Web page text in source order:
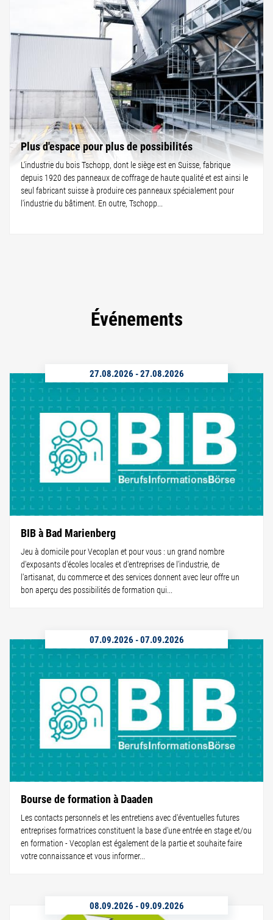
Plus d'espace pour plus de possibilités
L'industrie du bois Tschopp, dont le siège est en Suisse, fabrique
depuis 1920 des panneaux de coffrage de haute qualité et est ainsi le
seul fabricant suisse à produire ces panneaux spécialement pour
l'industrie du bâtiment. En outre, Tschopp...
Événements
27.08.2026 -27.08.2026
BIB à Bad Marienberg
Jeu à domicile pour Vecoplan et pour vous : un grand nombre
d'exposants d'écoles locales et d'entreprises de l'industrie, de
l'artisanat, du commerce et des services donnent avec leur offre un
bon aperçu des possibilités de formation qui...
07.09.2026 -07.09.2026
Bourse de formation à Daaden
Les contacts personnels et les entretiens avec d'éventuelles futures
entreprises formatrices constituent la base d'une entrée en stage et/ou
en formation - Vecoplan est également de la partie et souhaite faire
votre connaissance et vous informer...
08.09.2026 -09.09.2026